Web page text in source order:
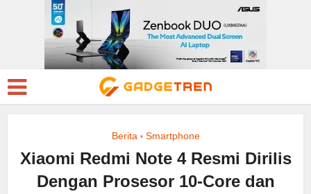
Berita • Smartphone
Xiaomi Redmi Note 4 Resmi Dirilis
Dengan Prosesor 10-Core dan